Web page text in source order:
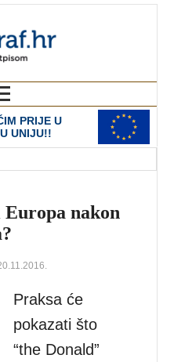
PRIJE U
UNIJU!!
nakon
Praksa će
pokazati što
“the Donald”